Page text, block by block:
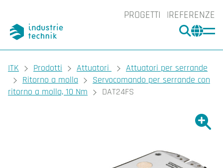
PROGETTI REFERENZE
CERCA
You are here:
ITK Prodotti Attuatori
Attuatori per serrande
Ritorno a molla
Servocomando per serrande con
ritorno a molla, 10 Nm
DAT24FS